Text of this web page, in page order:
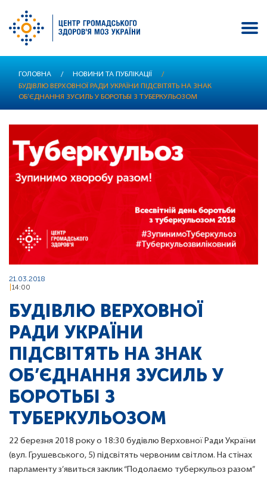
основного
ГОЛОВНА / НОВИНИ ТА ПУБЛІКАЦІЇ
/
БУДІВЛЮ ВЕРХОВНОЇ РАДИ УКРАЇНИ ПІДСВІТЯТЬ НА ЗНАК
ОБ’ЄДНАННЯ ЗУСИЛЬ У БОРОТЬБІ З ТУБЕРКУЛЬОЗОМ
21.03.2018
14:00
БУДІВЛЮ ВЕРХОВНОЇ
РАДИ УКРАЇНИ
ПІДСВІТЯТЬ НА ЗНАК
ОБ’ЄДНАННЯ ЗУСИЛЬ У
БОРОТЬБІ З
ТУБЕРКУЛЬОЗОМ
22 березня 2018 року о 18:30 будівлю Верховної Ради України
(вул. Грушевського, 5) підсвітять червоним світлом. На стінах
парламенту з’явиться заклик “Подолаємо туберкульоз разом”